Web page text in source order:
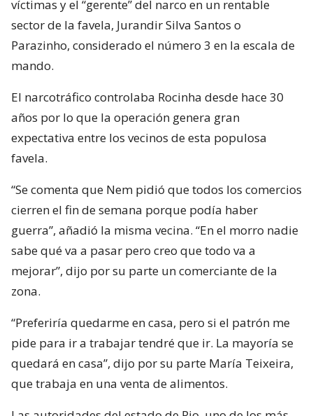
víctimas y el “gerente” del narco en un rentable
sector de la favela, Jurandir Silva Santos o
Parazinho, considerado el número 3 en la escala de
mando.
El narcotráfico controlaba Rocinha desde hace 30
años por lo que la operación genera gran
expectativa entre los vecinos de esta populosa
favela.
“Se comenta que Nem pidió que todos los comercios
cierren el fin de semana porque podía haber
guerra”, añadió la misma vecina. “En el morro nadie
sabe qué va a pasar pero creo que todo va a
mejorar”, dijo por su parte un comerciante de la
zona.
“Preferiría quedarme en casa, pero si el patrón me
pide para ir a trabajar tendré que ir. La mayoría se
quedará en casa”, dijo por su parte María Teixeira,
que trabaja en una venta de alimentos.